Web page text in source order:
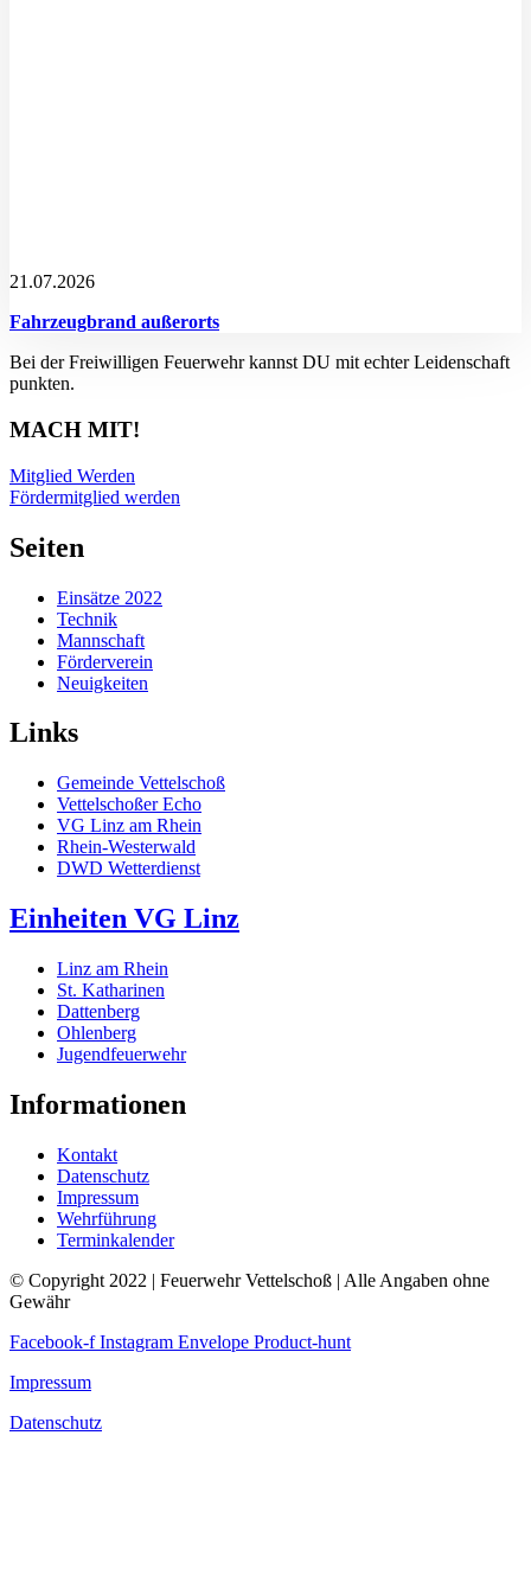
21.07.2026
Fahrzeugbrand außerorts
Bei der Freiwilligen Feuerwehr kannst DU mit echter Leidenschaft
punkten.
MACH MIT!
Mitglied Werden
Fördermitglied werden
Seiten
Einsätze 2022
Technik
Mannschaft
Förderverein
Neuigkeiten
Links
Gemeinde Vettelschoß
Vettelschoßer Echo
VG Linz am Rhein
Rhein-Westerwald
DWD Wetterdienst
Einheiten VG Linz
Linz am Rhein
St. Katharinen
Dattenberg
Ohlenberg
Jugendfeuerwehr
Informationen
Kontakt
Datenschutz
Impressum
Wehrführung
Terminkalender
© Copyright 2022 | Feuerwehr Vettelschoß | Alle Angaben ohne
Gewähr
Facebook-f Instagram Envelope Product-hunt
Impressum
Datenschutz